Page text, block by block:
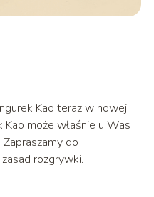
Kao teraz w nowej
Kao może właśnie u Was
Zapraszamy do
rozgrywki.